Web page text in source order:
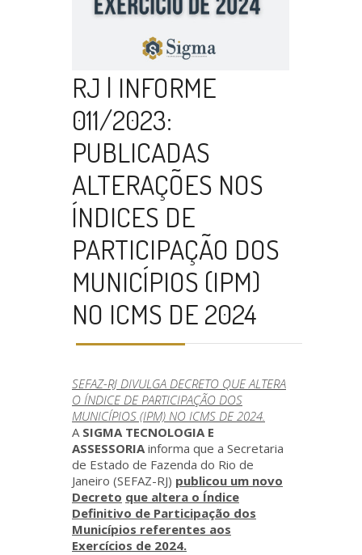
RJ | INFORME
011/2023:
PUBLICADAS
ALTERAÇÕES NOS
ÍNDICES DE
PARTICIPAÇÃO DOS
MUNICÍPIOS (IPM)
NO ICMS DE 2024
SEFAZ-RJ DIVULGA DECRETO QUE ALTERA
O ÍNDICE DE PARTICIPAÇÃO DOS
MUNICÍPIOS (IPM) NO ICMS DE 2024.
ASIGMA TECNOLOGIA E
ASSESSORIAinforma que a Secretaria
de Estado de Fazenda do Rio de
Janeiro (SEFAZ-RJ) publicou um novo
Decreto que altera o Índice
Definitivo de Participação dos
Municípios referentes aos
Exercícios de 2024.